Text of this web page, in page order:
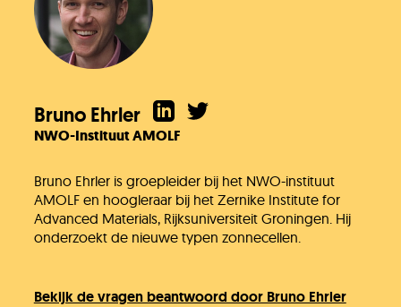
Bruno Ehrler
NWO-Instituut AMOLF
Bruno Ehrler is groepleider bij het NWO-instituut
AMOLF en hoogleraar bij het Zernike Institute for
Advanced Materials, Rijksuniversiteit Groningen. Hij
onderzoekt de nieuwe typen zonnecellen.
Bekijk de vragen beantwoord door Bruno Ehrler